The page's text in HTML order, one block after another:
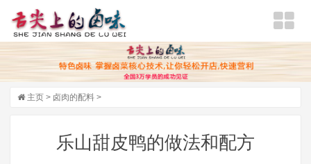
主页 > 卤肉的配料 >
乐山甜皮鸭的做法和配方